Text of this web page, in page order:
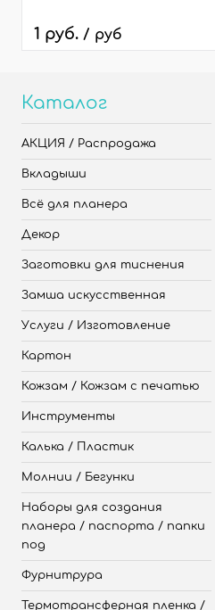
1 руб. / руб
Каталог
АКЦИЯ / Распродажа
Вкладыши
Всё для планера
Декор
Заготовки для тиснения
Замша искусственная
Услуги / Изготовление
Картон
Кожзам / Кожзам с печатью
Инструменты
Калька / Пластик
Молнии / Бегунки
Наборы для создания
планера / паспорта / папки
под
Фурнитрура
Термотрансферная пленка /